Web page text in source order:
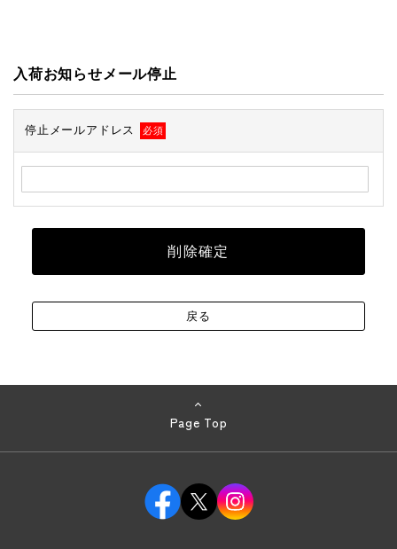
入荷お知らせメール停止
停止メールアドレス 必須
Page Top